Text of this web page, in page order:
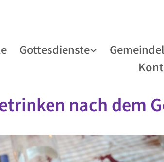
Gottesdienste
nach dem